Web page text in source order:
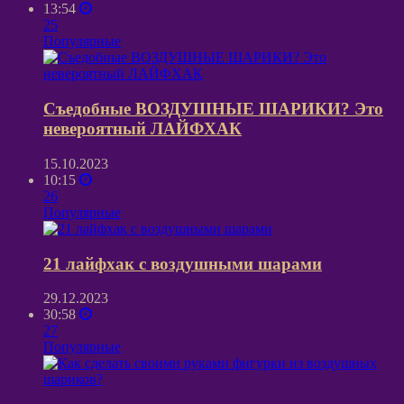
13:54
25
Популярные
Съедобные ВОЗДУШНЫЕ ШАРИКИ? Это
невероятный ЛАЙФХАК
15.10.2023
10:15
26
Популярные
21 лайфхак с воздушными шарами
29.12.2023
30:58
27
Популярные